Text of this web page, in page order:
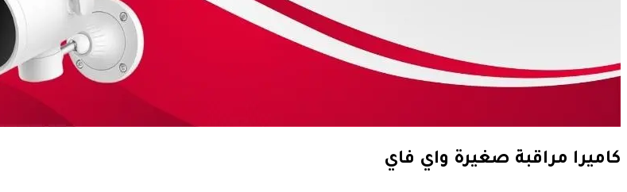
كاميرا مراقبة صغيرة واي فاي